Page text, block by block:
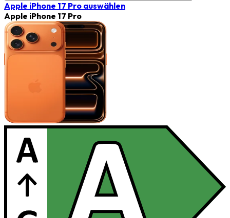
Apple iPhone 17 Pro auswählen
Apple iPhone 17 Pro